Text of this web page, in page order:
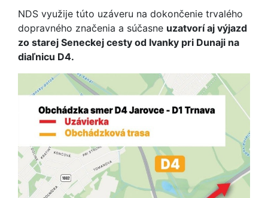
NDS využije túto uzáveru na dokončenie trvalého
dopravného značenia a súčasne uzatvorí aj výjazd
zo starej Seneckej cesty od Ivanky pri Dunaji na
diaľnicu D4.